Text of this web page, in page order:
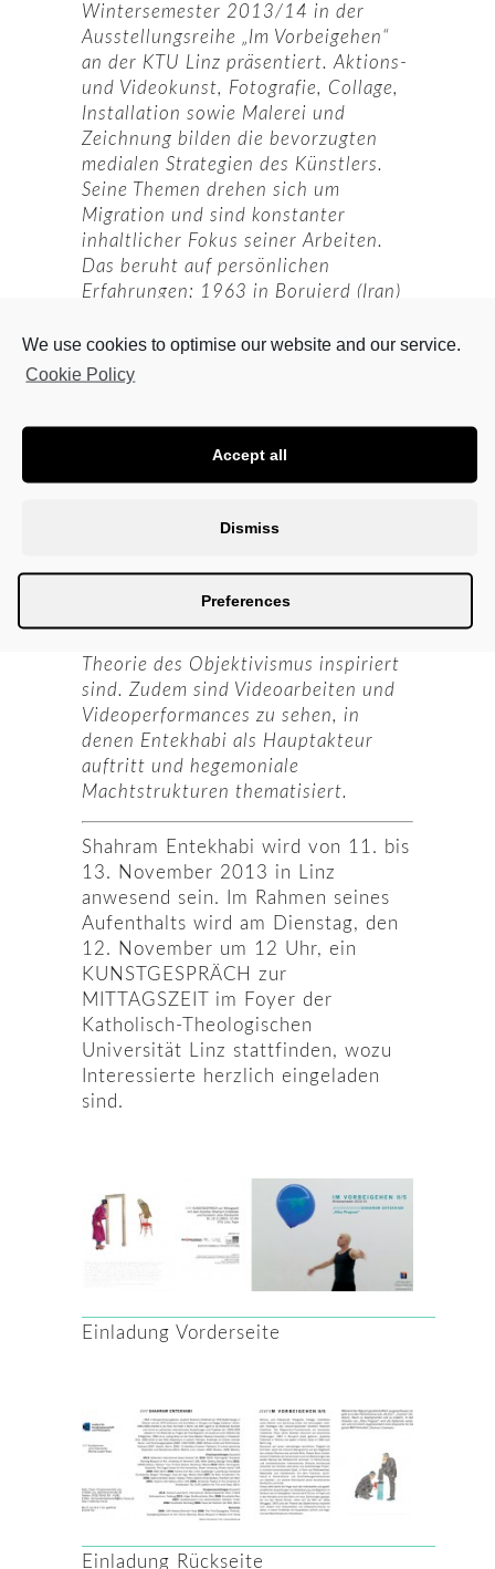
Wintersemester 2013/14 in der
Ausstellungsreihe „Im Vorbeigehen“
an der KTU Linz präsentiert. Aktions-
und Videokunst, Fotografie, Collage,
Installation sowie Malerei und
Zeichnung bilden die bevorzugten
medialen Strategien des Künstlers.
Seine Themen drehen sich um
Migration und sind konstanter
inhaltlicher Fokus seiner Arbeiten.
Das beruht auf persönlichen
Erfahrungen: 1963 in Borujerd (Iran)
Teheran und später in Italien, bevor
er 1983 nach Berlin zog.
gesellschaftlichen Auswirkungen von
Globalisierung und Migration im
an der KTU Linz“. Im Wintersemester
Theorie des Objektivismus inspiriert
sind. Zudem sind Videoarbeiten und
Videoperformances zu sehen, in
denen Entekhabi als Hauptakteur
auftritt und hegemoniale
Machtstrukturen thematisiert.
Shahram Entekhabi wird von 11. bis
13. November 2013 in Linz
anwesend sein. Im Rahmen seines
Aufenthalts wird am Dienstag, den
12. November um 12 Uhr, ein
KUNSTGESPRÄCH zur
MITTAGSZEIT im Foyer der
Katholisch-Theologischen
Universität Linz stattfinden, wozu
Interessierte herzlich eingeladen
sind.
Einladung Vorderseite
Einladung Rückseite
We use cookies to optimise our website and our service.
Cookie Policy
Accept all
Dismiss
Preferences